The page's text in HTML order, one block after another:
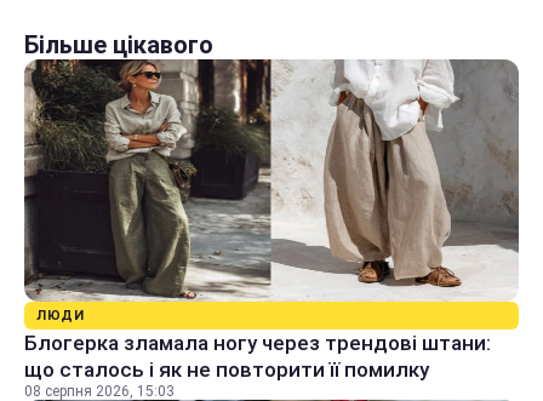
Більше цікавого
ЛЮДИ
Блогерка зламала ногу через трендові штани:
що сталось і як не повторити її помилку
08 серпня 2026, 15:03